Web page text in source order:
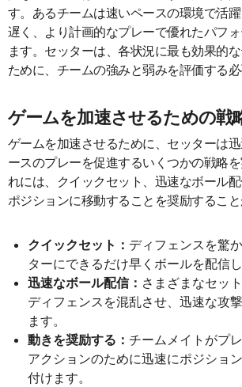
す。あるチームは速いペースの環境で活
遅く、より計画的なプレーで優れたパフ
ます。セッターは、各状況に最も効果的
ために、チームの強みと弱みを評価する必
ゲームを加速させるための戦
ゲームを加速させるために、セッターは
ースのプレーを促進するいくつかの戦略
れには、クイックセット、迅速なボール
ポジションに移動することを奨励すること
クイックセット： ディフェンスを驚
ターにできるだけ早くボールを配信し
迅速なボール配信： さまざまなセッ
ディフェンスを混乱させ、迅速な攻
ます。
動きを奨励する：チームメイトがプ
アクションのために迅速にポジショ
付けます。